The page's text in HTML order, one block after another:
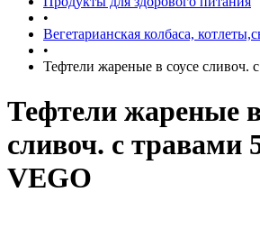
•
Вегетарианская колбаса,
•
Тефтели жареные в соусе сливоч.
Тефтели жареные в
сливоч. с травами
VEGO